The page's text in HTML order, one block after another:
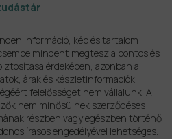
információ, kép és tartalom
mindent megtesz a pontos és
érdekében, azonban a
árak és készletinformációk
felelősséget nem vállalunk. A
nem minősülnek szerződéses
részben vagy egészben történő
írásos engedélyével lehetséges.